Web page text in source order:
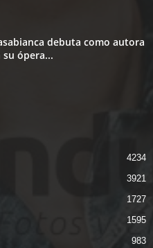
debuta como autora
ópera...
4234
3921
1727
1595
983